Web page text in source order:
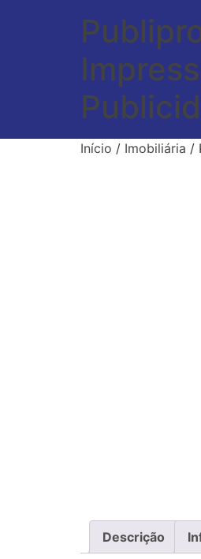
Início / Imobiliária /
Descrição